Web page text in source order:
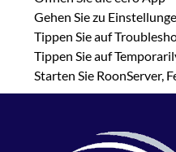
Gehen Sie zu
Tippen Sie auf
Tippen Sie auf
Starten Sie RoonServer,